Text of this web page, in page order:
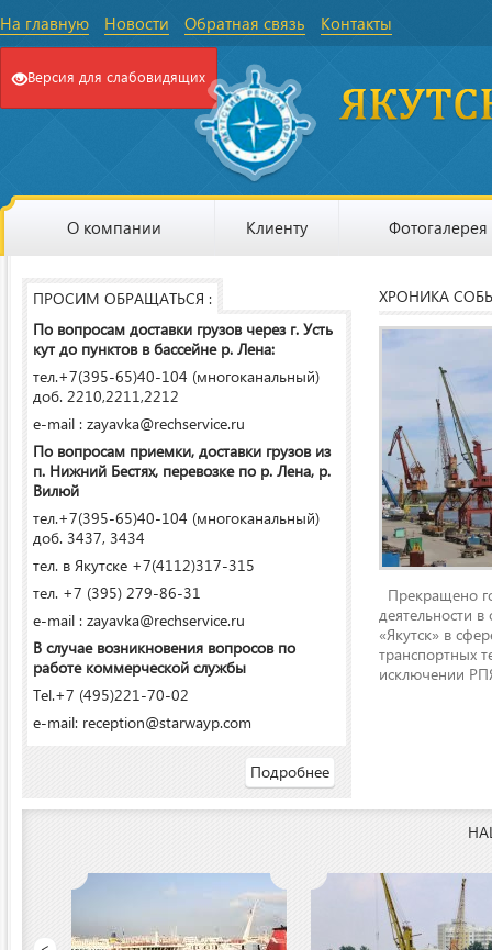
На главную Новости Обратная связь Контакты
Версия для слабовидящих
О компании Клиенту Фотогалерея
ПРОСИМ ОБРАЩАТЬСЯ :
По вопросам доставки грузов через г. Усть
кут до пунктов в бассейне р. Лена:
тел.+7(395-65)40-104 (многоканальный)
доб. 2210,2211,2212
e-mail : zayavka@rechservice.ru
По вопросам приемки, доставки грузов из
п. Нижний Бестях, перевозке по р. Лена, р.
Вилюй
тел.+7(395-65)40-104 (многоканальный)
доб. 3437, 3434
тел. в Якутске +7(4112)317-315
тел. +7 (395) 279-86-31
e-mail : zayavka@rechservice.ru
В случае возникновения вопросов по
работе коммерческой службы
Tel.+7 (495)221-70-02
e-mail: reception@starwayp.com
Подробнее
ХРОНИКА
Прекращено
деятельности
«Якутск» в
транспортных
исключении